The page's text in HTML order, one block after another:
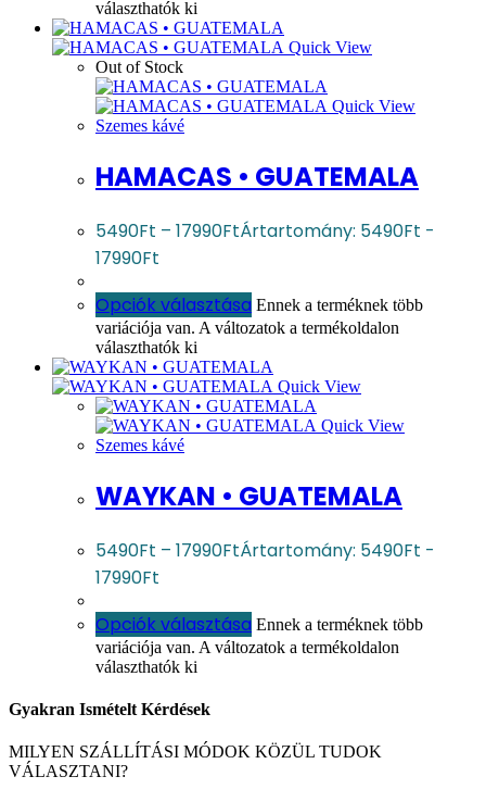
választhatók ki
Quick View
Out of Stock
Quick View
Szemes kávé
HAMACAS • GUATEMALA
5490Ft – 17990FtÁrtartomány: 5490Ft -
17990Ft
Opciók választása Ennek a terméknek több
variációja van. A változatok a termékoldalon
választhatók ki
Quick View
Quick View
Szemes kávé
WAYKAN • GUATEMALA
5490Ft – 17990FtÁrtartomány: 5490Ft -
17990Ft
Opciók választása Ennek a terméknek több
variációja van. A változatok a termékoldalon
választhatók ki
Gyakran Ismételt Kérdések​
MILYEN SZÁLLÍTÁSI MÓDOK KÖZÜL TUDOK
VÁLASZTANI?​